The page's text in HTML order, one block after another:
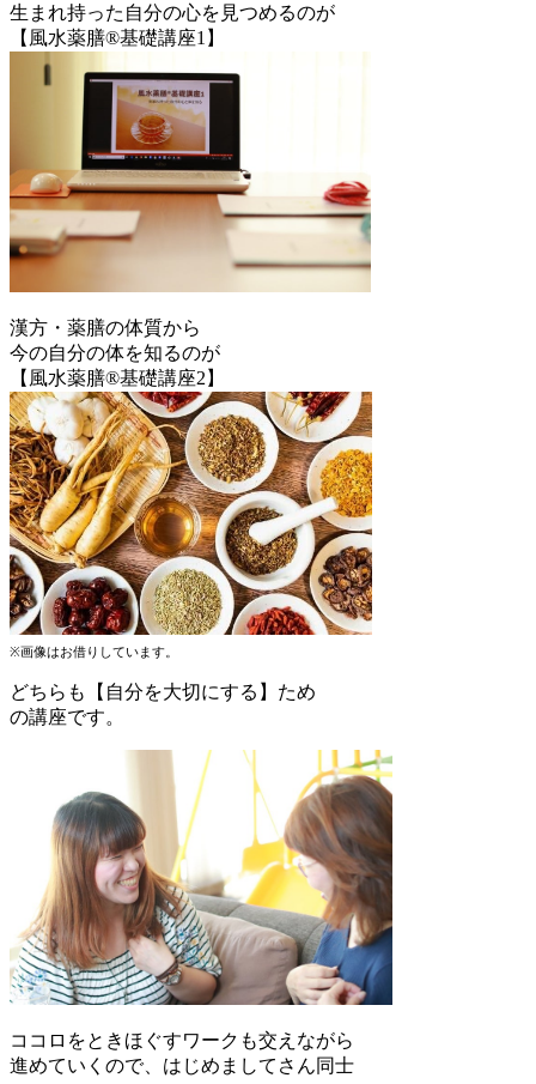
生まれ持った自分の心を見つめるのが
【風水薬膳®基礎講座1】
漢方・薬膳の体質から
今の自分の体を知るのが
【風水薬膳®基礎講座2】
※画像はお借りしています。
どちらも【自分を大切にする】ため
の講座です。
ココロをときほぐすワークも交えながら
進めていくので、はじめましてさん同士